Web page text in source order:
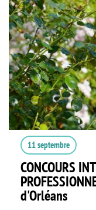
11 septembre
CONCOURS
d'Orléans